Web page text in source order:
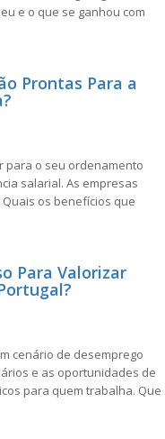
e o que se ganhou com
Prontas Para a
para o seu ordenamento
salarial. As empresas
os benefícios que
Para Valorizar
cenário de desemprego
e as oportunidades de
para quem trabalha. Que